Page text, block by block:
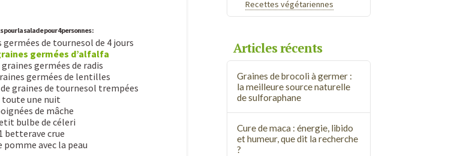
la salade pour 4 personnes :
germées de tournesol de 4 jours
germées d’alfalfa
graines germées de radis
germées de lentilles
graines de tournesol trempées
toute une nuit
de mâche
bulbe de céleri
betterave crue
pomme avec la peau
Recettes végétariennes
Articles récents
Graines de brocoli à germer :
la meilleure source naturelle
de sulforaphane
Cure de maca : énergie, libido
et humeur, que dit la recherche
?